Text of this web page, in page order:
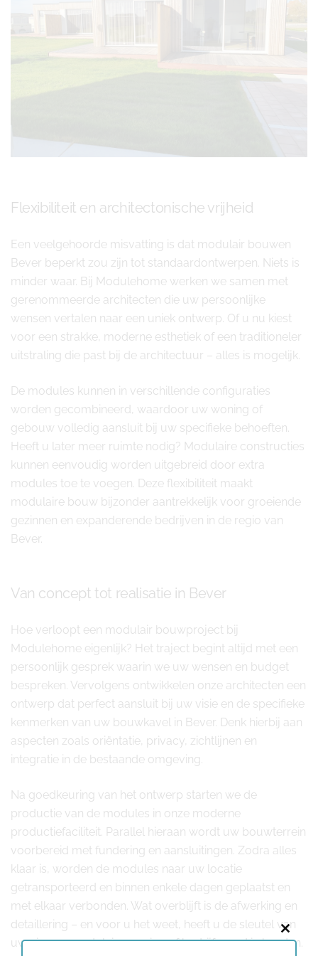
Flexibiliteit en architectonische vrijheid
Een veelgehoorde misvatting is dat modulair bouwen
Bever beperkt zou zijn tot standaardontwerpen. Niets is
minder waar. Bij Modulehome werken we samen met
gerenommeerde architecten die uw persoonlijke
wensen vertalen naar een uniek ontwerp. Of u nu kiest
voor een strakke, moderne esthetiek of een traditioneler
uitstraling die past bij de architectuur – alles is mogelijk.
De modules kunnen in verschillende configuraties
worden gecombineerd, waardoor uw woning of
gebouw volledig aansluit bij uw specifieke behoeften.
Heeft u later meer ruimte nodig? Modulaire constructies
kunnen eenvoudig worden uitgebreid door extra
modules toe te voegen. Deze flexibiliteit maakt
modulaire bouw bijzonder aantrekkelijk voor groeiende
gezinnen en expanderende bedrijven in de regio van
Bever.
Van concept tot realisatie in Bever
Hoe verloopt een modulair bouwproject bij
Modulehome eigenlijk? Het traject begint altijd met een
persoonlijk gesprek waarin we uw wensen en budget
bespreken. Vervolgens ontwikkelen onze architecten een
ontwerp dat perfect aansluit bij uw visie en de specifieke
kenmerken van uw bouwkavel in Bever. Denk hierbij aan
aspecten zoals oriëntatie, privacy, zichtlijnen en
integratie in de bestaande omgeving.
Na goedkeuring van het ontwerp starten we de
productie van de modules in onze moderne
productiefaciliteit. Parallel hieraan wordt uw bouwterrein
voorbereid met fundering en aansluitingen. Zodra alles
klaar is, worden de modules naar uw locatie
getransporteerd en binnen enkele dagen geplaatst en
met elkaar verbonden. Wat overblijft is de afwerking en
detaillering – en voor u het weet, heeft u de sleutel van
uw nieuwe modulaire woning of bedrijfspand in handen.
Close